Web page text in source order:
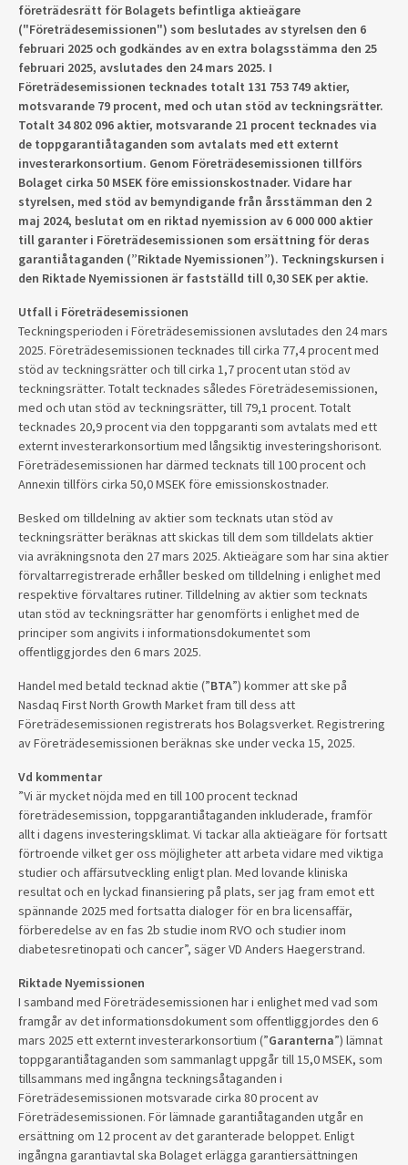
företrädesrätt för Bolagets befintliga aktieägare
("Företrädesemissionen") som beslutades av styrelsen den 6
februari 2025 och godkändes av en extra bolagsstämma den 25
februari 2025, avslutades den 24 mars 2025. I
Företrädesemissionen tecknades totalt 131 753 749 aktier,
motsvarande 79 procent, med och utan stöd av teckningsrätter.
Totalt 34 802 096 aktier, motsvarande 21 procent tecknades via
de toppgarantiåtaganden som avtalats med ett externt
investerarkonsortium. Genom Företrädesemissionen tillförs
Bolaget cirka 50 MSEK före emissionskostnader. Vidare har
styrelsen, med stöd av bemyndigande från årsstämman den 2
maj 2024, beslutat om en riktad nyemission av 6 000 000 aktier
till garanter i Företrädesemissionen som ersättning för deras
garantiåtaganden (”Riktade Nyemissionen”). Teckningskursen i
den Riktade Nyemissionen är fastställd till 0,30 SEK per aktie.
Utfall i Företrädesemissionen
Teckningsperioden i Företrädesemissionen avslutades den 24 mars
2025. Företrädesemissionen tecknades till cirka 77,4 procent med
stöd av teckningsrätter och till cirka 1,7 procent utan stöd av
teckningsrätter. Totalt tecknades således Företrädesemissionen,
med och utan stöd av teckningsrätter, till 79,1 procent. Totalt
tecknades 20,9 procent via den toppgaranti som avtalats med ett
externt investerarkonsortium med långsiktig investeringshorisont.
Företrädesemissionen har därmed tecknats till 100 procent och
Annexin tillförs cirka 50,0 MSEK före emissionskostnader.
Besked om tilldelning av aktier som tecknats utan stöd av
teckningsrätter beräknas att skickas till dem som tilldelats aktier
via avräkningsnota den 27 mars 2025. Aktieägare som har sina aktier
förvaltarregistrerade erhåller besked om tilldelning i enlighet med
respektive förvaltares rutiner. Tilldelning av aktier som tecknats
utan stöd av teckningsrätter har genomförts i enlighet med de
principer som angivits i informationsdokumentet som
offentliggjordes den 6 mars 2025.
Handel med betald tecknad aktie (”BTA”) kommer att ske på
Nasdaq First North Growth Market fram till dess att
Företrädesemissionen registrerats hos Bolagsverket. Registrering
av Företrädesemissionen beräknas ske under vecka 15, 2025.
Vd kommentar
”Vi är mycket nöjda med en till 100 procent tecknad
företrädesemission, toppgarantiåtaganden inkluderade, framför
allt i dagens investeringsklimat. Vi tackar alla aktieägare för fortsatt
förtroende vilket ger oss möjligheter att arbeta vidare med viktiga
studier och affärsutveckling enligt plan. Med lovande kliniska
resultat och en lyckad finansiering på plats, ser jag fram emot ett
spännande 2025 med fortsatta dialoger för en bra licensaffär,
förberedelse av en fas 2b studie inom RVO och studier inom
diabetesretinopati och cancer”, säger VD Anders Haegerstrand.
Riktade Nyemissionen
I samband med Företrädesemissionen har i enlighet med vad som
framgår av det informationsdokument som offentliggjordes den 6
mars 2025 ett externt investerarkonsortium (”Garanterna”) lämnat
toppgarantiåtaganden som sammanlagt uppgår till 15,0 MSEK, som
tillsammans med ingångna teckningsåtaganden i
Företrädesemissionen motsvarade cirka 80 procent av
Företrädesemissionen. För lämnade garantiåtaganden utgår en
ersättning om 12 procent av det garanterade beloppet. Enligt
ingångna garantiavtal ska Bolaget erlägga garantiersättningen